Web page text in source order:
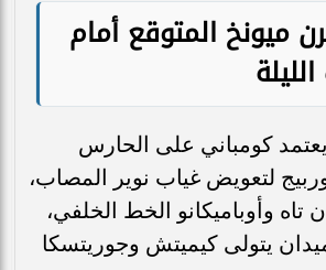
ميونخ المتوقع أمام
كومباني على الحارس
لتعويض غياب نوير المصاب،
تاه وأوباميكانو الخط الخلفي،
يتولى كيميتش وجوريتسكا